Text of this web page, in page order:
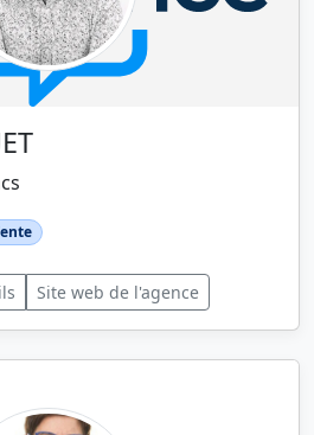
Site web de l'agence